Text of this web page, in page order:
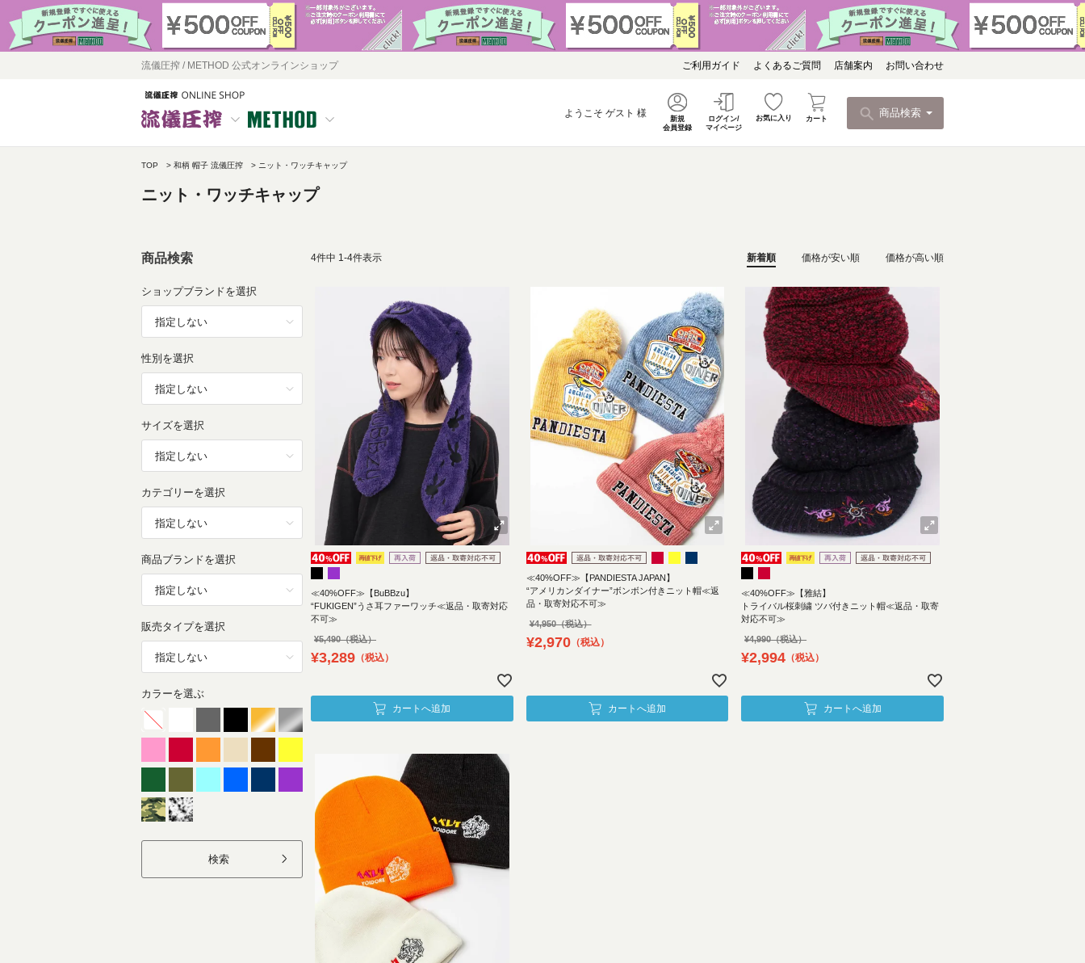
流儀圧搾 / METHOD 公式オンラインショップ ご利用ガイド よくあるご質問 店舗案内 お問い合わせ
ようこそ ゲスト 様
新規
会員登録
ログイン/
マイページ
お気に入り カート 商品検索
TOP 和柄 帽子 流儀圧搾 ニット・ワッチキャップ
ニット・ワッチキャップ
商品検索
ショップブランドを選択
性別を選択
サイズを選択
カテゴリーを選択
商品ブランドを選択
販売タイプを選択
カラーを選ぶ
検索
価格が安い順 価格が高い順
新着順
4件中 1-4件表示
≪40%OFF≫【BuBBzu】
“FUKIGEN”うさ耳ファーワッチ≪返品・取寄対応
不可≫
¥5,490
¥3,289 税込
カートへ追加
≪40%OFF≫【PANDIESTA JAPAN】
“アメリカンダイナー”ボンボン付きニット帽≪返
品・取寄対応不可≫
¥4,950
¥2,970 税込
カートへ追加
≪40%OFF≫【雅結】
トライバル桜刺繍 ツバ付きニット帽≪返品・取寄
対応不可≫
¥4,990
¥2,994 税込
カートへ追加